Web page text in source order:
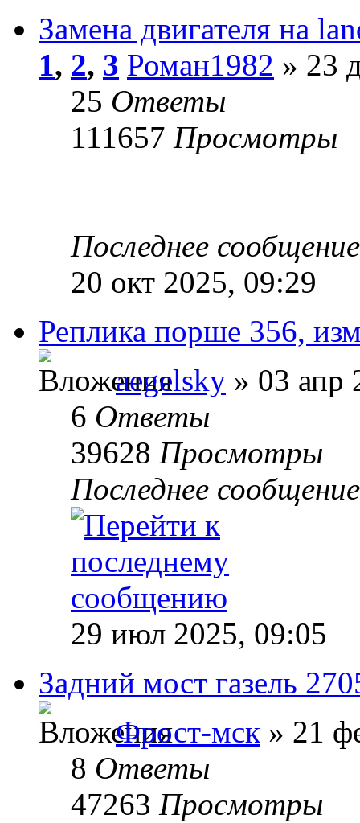
Замена двигателя на
1, 2, 3 Роман1982 » 23
25 Ответы
111657 Просмотры
Последнее
20 окт 2025, 09:29
Реплика порше 356,
aegelsky » 03 апр
6 Ответы
39628 Просмотры
Последнее
29 июл 2025, 09:05
Задний мост газель
Фрост-мск » 21
8 Ответы
47263 Просмотры